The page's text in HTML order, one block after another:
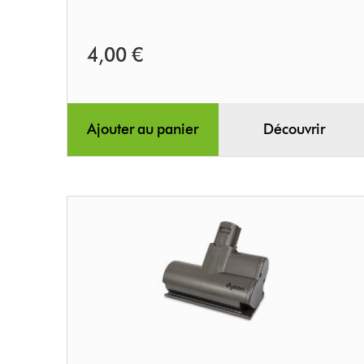
4,00 €
Ajouter au panier Découvrir